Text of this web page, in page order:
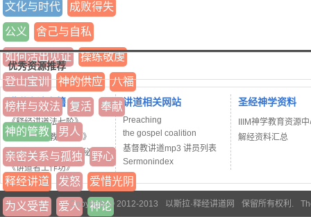
文化与时代 成败得失
公义 舍己与自私
如何活出见证 操练敬虔
登山宝训 神的供应 八福
榜样与效法 复活 奉献
神的管教 男人
亲密关系与孤独 野心
释经讲道 发怒 爱惜光阴
为义受苦 爱人 神论
优秀资源推荐
讲道方法书籍
《释经讲道法七阶》
《当代基督教讲道学》
《神学院没教的讲道秘诀》
《讲道者工作坊》
讲道相关网站
Preaching
the gospel coalition
基督教讲道mp3 讲员列表
Sermonindex
圣经神学资料
IIIM神学教育资源
解经资料汇总
Copyright © 2012-2013 以斯拉·释经讲道网 保留所有权利.